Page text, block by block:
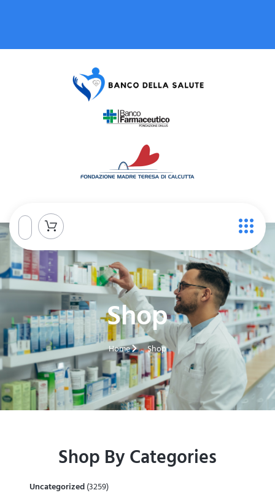
Shop
Home Shop
Shop By Categories
Uncategorized(3259)